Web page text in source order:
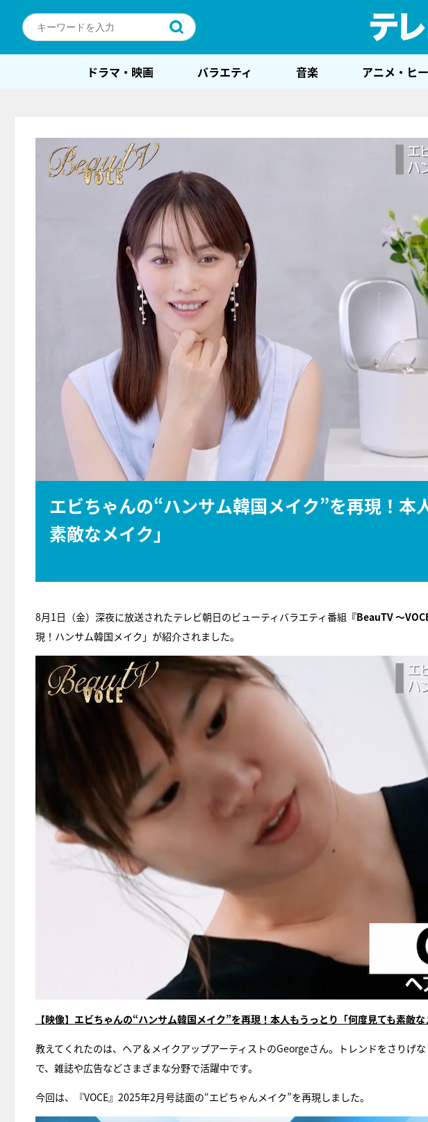
ドラマ・映画 バラエティ 音楽 アニメ・ヒ
エビちゃんの“ハンサム韓国メイク”を再現！本
素敵なメイク」
8月1日（金）深夜に放送されたテレビ朝日のビューティバラエティ番組 『BeauTV ～
現！ハンサム韓国メイク」が紹介されました。
【映像】エビちゃんの“ハンサム韓国メイク”を再現！本人もうっとり「何度見ても素敵な
教えてくれたのは、ヘア＆メイクアップアーティストのGeorgeさん。トレンドをさりげ
で、雑誌や広告などさまざまな分野で活躍中です。
今回は、『VOCE』2025年2月号誌面の“エビちゃんメイク”を再現しました。